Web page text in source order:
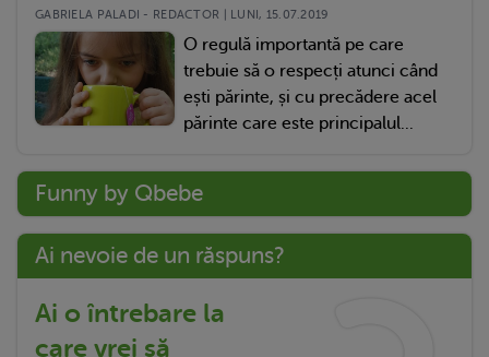
GABRIELA PALADI - REDACTOR | LUNI, 15.07.2019
O regulă importantă pe care
trebuie să o respecți atunci când
ești părinte, și cu precădere acel
părinte care este principalul...
Funny by Qbebe
Ai nevoie de un răspuns?
Ai o întrebare la
care vrei să